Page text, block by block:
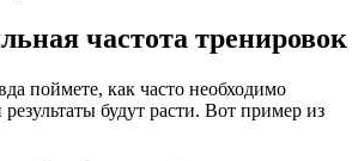
частота тренировок
поймете, как часто необходимо
будут расти. Вот пример из